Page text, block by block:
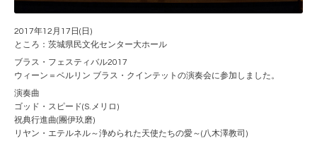
2017年12月17日(日)
ところ：茨城県民文化センター大ホール
ブラス・フェスティバル2017
ウィーン＝ベルリン ブラス・クインテットの演奏会に参加しました。
演奏曲
ゴッド・スピード(S.メリロ)
祝典行進曲(團伊玖磨)
リヤン・エテルネル～浄められた天使たちの愛～(八木澤教司)